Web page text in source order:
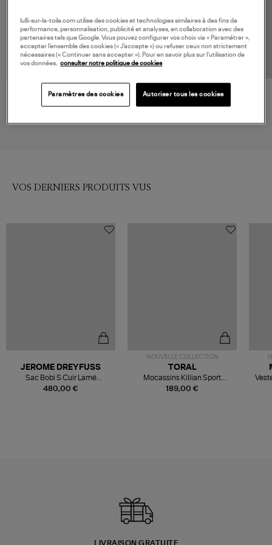
CT PLAGE
Pull L.Grey
MOLLI
Pull Dump Gris Souris
VOS DERNIERS PRODUITS VUS
480,00 €
JEROME DREYFUSS
Sac Bobi S Cuir Lamé
Champagne
NOUVELLE COLLECTION
189,00 €
TORAL
Mocassins Killian Sport
Mousse
LIVRAISON GRATUITE
lulli-sur-la-toile.com utilise des cookies et technologies similaires à des fins de
performance, personnalisation, publicité et analyses, en collaboration avec des
partenaires tels que Google. Vous pouvez configurer vos choix via « Paramétrer »,
accepter l’ensemble des cookies (« J’accepte ») ou refuser ceux non strictement
nécessaires (« Continuer sans accepter »). Pour en savoir plus sur l’utilisation de
vos données, consulter notre politique de cookies
Paramètres des cookies Autoriser tous les cookies